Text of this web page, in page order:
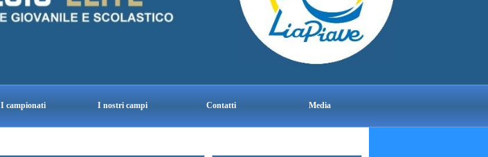
I campionati I nostri campi Contatti Media